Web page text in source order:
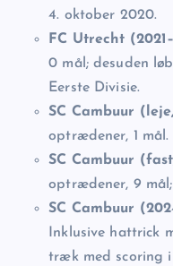
4. oktober 2020.
FC Utrecht
0 mål; desuden
Eerste Divisie.
SC Cambuur
optrædener, 1 mål.
SC Cambuur
optrædener, 9 mål;
SC Cambuur
Inklusive hattrick
træk med scoring